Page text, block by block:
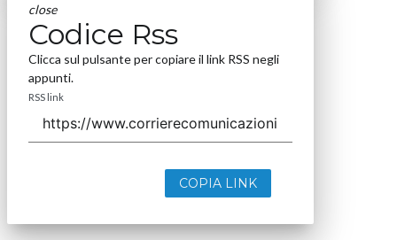
close
Codice Rss
Clicca sul pulsante per copiare il link RSS negli
appunti.
RSS link
COPIA LINK